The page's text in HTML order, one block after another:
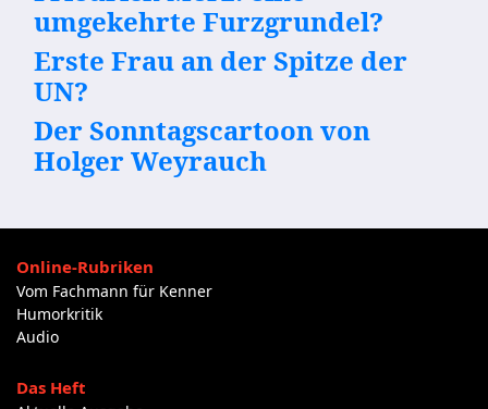
umgekehrte Furzgrundel?
Erste Frau an der Spitze der
UN?
Der Sonntagscartoon von
Holger Weyrauch
Online-Rubriken
Vom Fachmann für Kenner
Humorkritik
Audio
Das Heft